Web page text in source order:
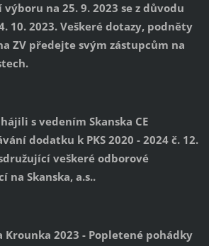
na 25. 9. 2023 se z důvodu
10. 2023. Veškeré dotazy, podněty
ZV předejte svým zástupcům na
s vedením Skanska CE
dodatku k PKS 2020 - 2024 č. 12.
veškeré odborové
na Skanska, a.s..
Krounka 2023 - Popletené pohádky